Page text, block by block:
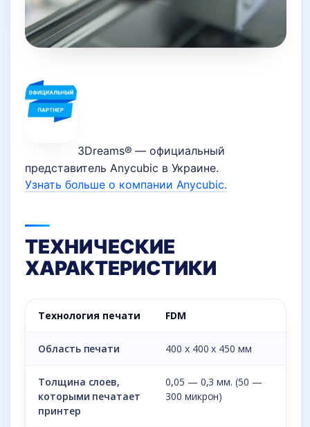
3Dreams® — официальный
представитель Anycubic в Украине.
Узнать больше о компании Anycubic.
ТЕХНИЧЕСКИЕ
ХАРАКТЕРИСТИКИ
Технология печати FDM
Область печати 400 х 400 х 450 мм
Толщина слоев,
которыми печатает
принтер
0,05 — 0,3 мм. (50 —
300 микрон)